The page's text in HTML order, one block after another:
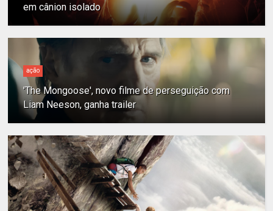
em cânion isolado
ação
'The Mongoose', novo filme de perseguição com
Liam Neeson, ganha trailer